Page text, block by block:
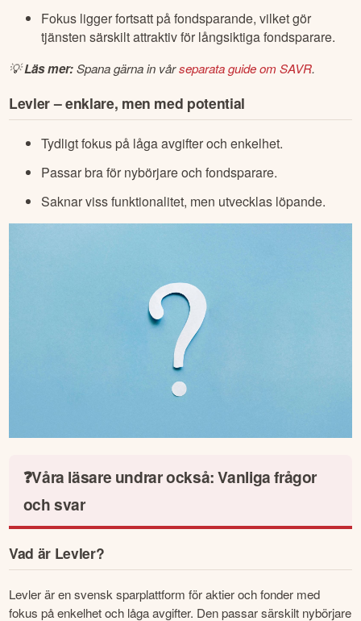
Fokus ligger fortsatt på fondsparande, vilket gör
tjänsten särskilt attraktiv för långsiktiga fondsparare.
💡 Läs mer: Spana gärna in vår separata guide om SAVR.
Levler – enklare, men med potential
Tydligt fokus på låga avgifter och enkelhet.
Passar bra för nybörjare och fondsparare.
Saknar viss funktionalitet, men utvecklas löpande.
❓Våra läsare undrar också: Vanliga frågor
och svar
Vad är Levler?
Levler är en svensk sparplattform för aktier och fonder med
fokus på enkelhet och låga avgifter. Den passar särskilt nybörjare